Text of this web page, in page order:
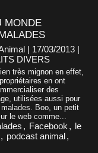
MONDE
| 17/03/2013 |
DIVERS
très mignon en effet,
en ont
des
utilisées aussi pour
Boo, un petit
le web comme...
, Facebook , le
, podcast animal,